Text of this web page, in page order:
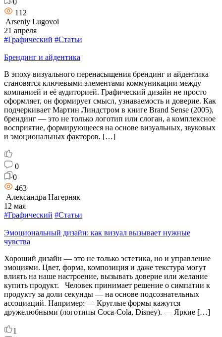
0
112
Arseniy Lugovoi
21 апреля
#Графический #Статьи
Брендинг и айдентика
В эпоху визуального перенасыщения брендинг и айдентика
становятся ключевыми элементами коммуникации между
компанией и её аудиторией. Графический дизайн не просто
оформляет, он формирует смысл, узнаваемость и доверие. Как
подчеркивает Мартин Линдстром в книге Brand Sense (2005),
брендинг — это не только логотип или слоган, а комплексное
восприятие, формирующееся на основе визуальных, звуковых
и эмоциональных факторов. […]
0
0
463
Александра Нагерняк
12 мая
#Графический #Статьи
Эмоциональный дизайн: как визуал вызывает нужные
чувства
Хороший дизайн — это не только эстетика, но и управление
эмоциями. Цвет, форма, композиция и даже текстура могут
влиять на наше настроение, вызывать доверие или желание
купить продукт. Человек принимает решение о симпатии к
продукту за доли секунды — на основе подсознательных
ассоциаций. Например: — Круглые формы кажутся
дружелюбными (логотипы Coca-Cola, Disney). — Яркие […]
1